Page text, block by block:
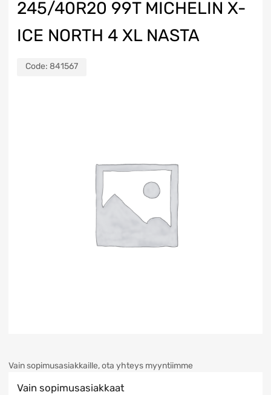
245/40R20 99T MICHELIN X-
ICE NORTH 4 XL NASTA
Code: 841567
Vain sopimusasiakkaille, ota yhteys myyntiimme
Vain sopimusasiakkaat